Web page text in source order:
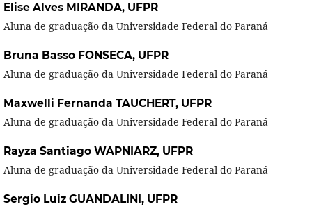
Elise Alves MIRANDA, UFPR
Aluna de graduação da Universidade Federal do Paraná
Bruna Basso FONSECA, UFPR
Aluna de graduação da Universidade Federal do Paraná
Maxwelli Fernanda TAUCHERT, UFPR
Aluna de graduação da Universidade Federal do Paraná
Rayza Santiago WAPNIARZ, UFPR
Aluna de graduação da Universidade Federal do Paraná
Sergio Luiz GUANDALINI, UFPR